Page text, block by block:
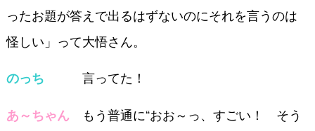
ったお題が答えで出るはずないのにそれを言うのは
怪しい」って大悟さん。
のっち 言ってた！
あ～ちゃん もう普通に“おお～っ、すごい！ そう